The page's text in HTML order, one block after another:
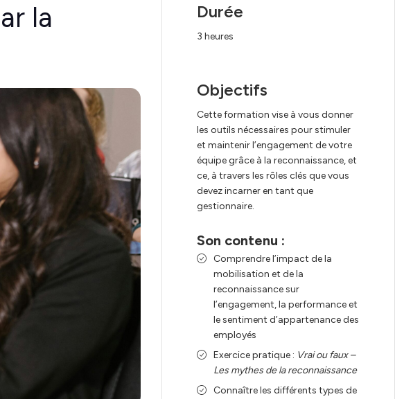
la
Durée
3 heures
Objectifs
Cette formation vise à vous donner
les outils nécessaires pour stimuler
et maintenir l’engagement de votre
équipe grâce à la reconnaissance, et
ce, à travers les rôles clés que vous
devez incarner en tant que
gestionnaire.
Son contenu :
Comprendre l’impact de la
mobilisation et de la
reconnaissance sur
l’engagement, la performance et
le sentiment d’appartenance des
employés
Exercice pratique : Vrai ou faux –
Les mythes de la reconnaissance
Connaître les différents types de